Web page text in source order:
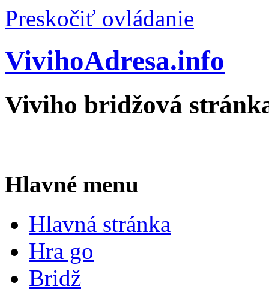
Preskočiť ovládanie
VivihoAdresa.info
Viviho bridžová
Hlavné menu
Hlavná stránka
Hra go
Bridž